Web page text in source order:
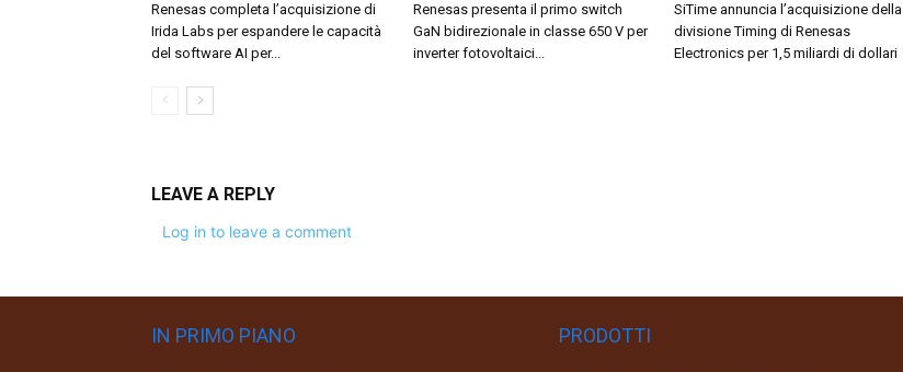
Renesas completa l’acquisizione di
Irida Labs per espandere le capacità
del software AI per...
Renesas presenta il primo switch
GaN bidirezionale in classe 650 V per
inverter fotovoltaici...
SiTime annuncia l’acquisizione della
divisione Timing di Renesas
Electronics per 1,5 miliardi di dollari
LEAVE A REPLY
Log in to leave a comment
IN PRIMO PIANO PRODOTTI